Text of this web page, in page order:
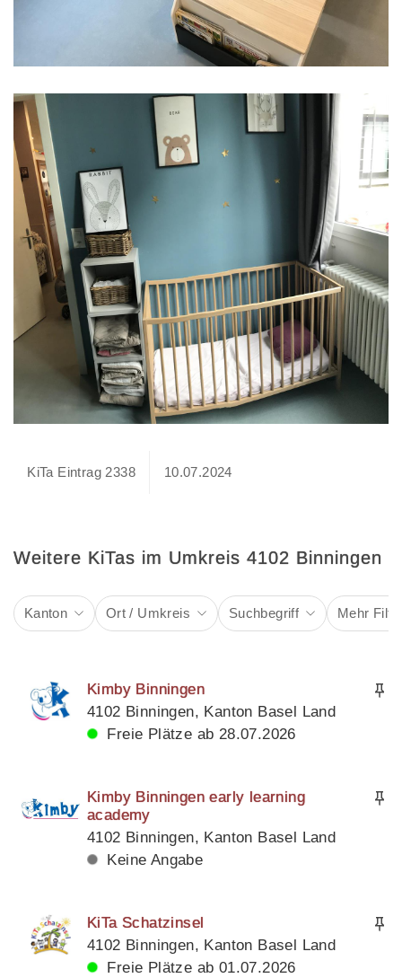
KiTa Eintrag 2338 10.07.2024
Weitere KiTas im Umkreis 4102 Binningen
Kanton Ort / Umkreis Suchbegriff Mehr
Kimby Binningen
4102 Binningen, Kanton Basel Land
Freie Plätze ab 28.07.2026
Kimby Binningen early learning
academy
4102 Binningen, Kanton Basel Land
Keine Angabe
KiTa Schatzinsel
4102 Binningen, Kanton Basel Land
Freie Plätze ab 01.07.2026